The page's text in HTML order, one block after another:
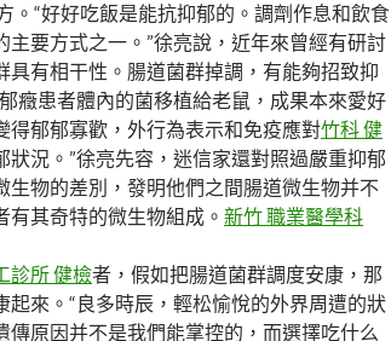
。“好好吃飯是能抗抑郁的。調劑作息和飲食
主要方式之一。”徐亮說，近年來曾經有研討
具有相干性。腸道菌群掉調，有能夠招致抑
癥患者體內的菌移植給老鼠，成果本來愛好
得郁郁寡歡，外行為表示和免疫應對竹科 健
狀況。”徐亮先容，迷信家還對照過嚴重抑郁
生物的差別，發明他們之間腸道微生物并不
有其奇特的微生物組成。 新竹 職業醫學科
診所 健檢者，假如把腸道菌群調度安康，那
起來。“良多時辰，輕松愉悅的外界周遭的狀
傳原因并不是我們能掌控的，而選擇吃什么